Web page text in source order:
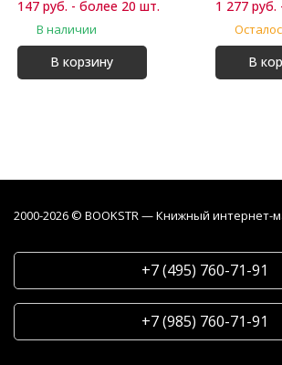
147 руб. - более 20 шт.
В наличии
В корзину
1 277
В
2000-2026 © BOOKSTR — Книжный интернет-
+7 (495) 760-71-91
+7 (985) 760-71-91